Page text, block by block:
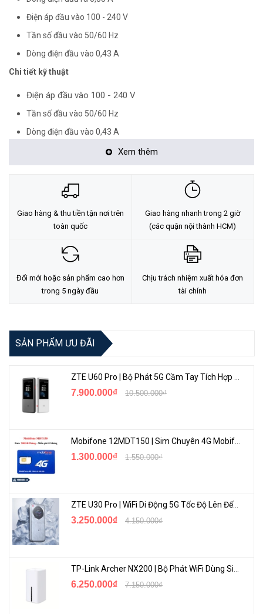
Điện áp đầu vào 100 - 240 V
Tần số đầu vào 50/60 Hz
Dòng điện đầu vào 0,43 A
Chi tiết kỹ thuật
Điện áp đầu vào 100 - 240 V
Tần số đầu vào 50/60 Hz
Dòng điện đầu vào 0,43 A
Trọng lượng & kích thước
Chiều rộng 89mm
Độ sâu 51 mm
Chiều cao 61 mm
<Hotline: 0828.011.011 - (028)7300.2021 - VoHoang.vn>
Xem thêm
Giao hàng & thu tiền tận nơi trên
toàn quốc
Giao hàng nhanh trong 2 giờ
(các quận nội thành HCM)
Đổi mới hoặc sản phẩm cao hơn
trong 5 ngày đầu
Chịu trách nhiệm xuất hóa đơn
tài chính
SẢN PHẨM ƯU ĐÃI
ZTE U60 Pro | Bộ Phát 5G Cầm Tay Tích Hợp Công Nghệ WiFi 7, Pin 10000mAh
7.900.000₫ 10.500.000₫
1.300.000₫ 1.550.000₫
ZTE U30 Pro | WiFi Di Động 5G Tốc Độ Lên Đến 500Mbps, Màn Hình Cảm Ứng
3.250.000₫ 4.150.000₫
6.250.000₫ 7.150.000₫